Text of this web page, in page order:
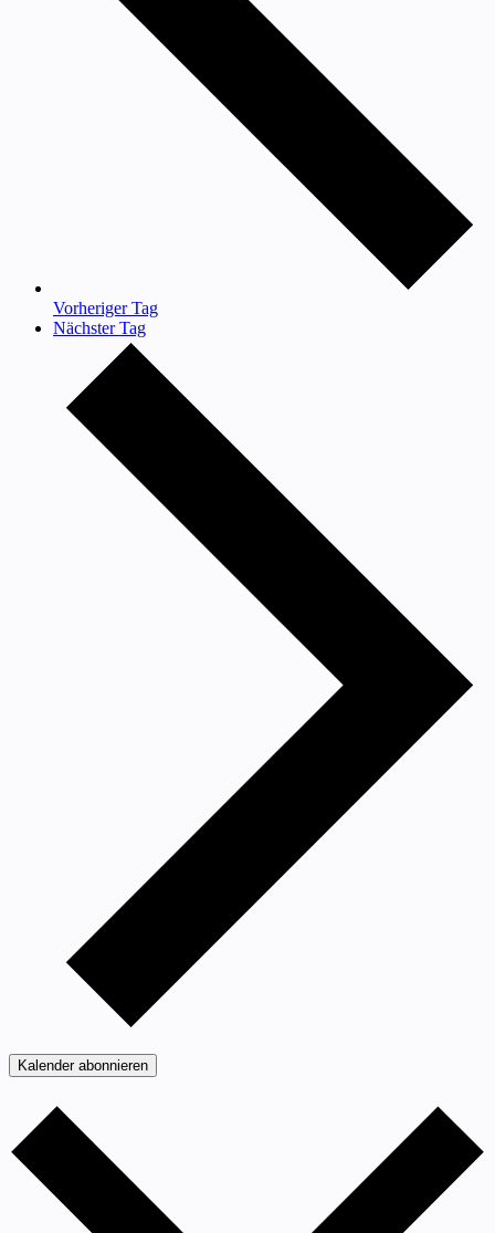
Vorheriger Tag
Nächster Tag
Kalender abonnieren